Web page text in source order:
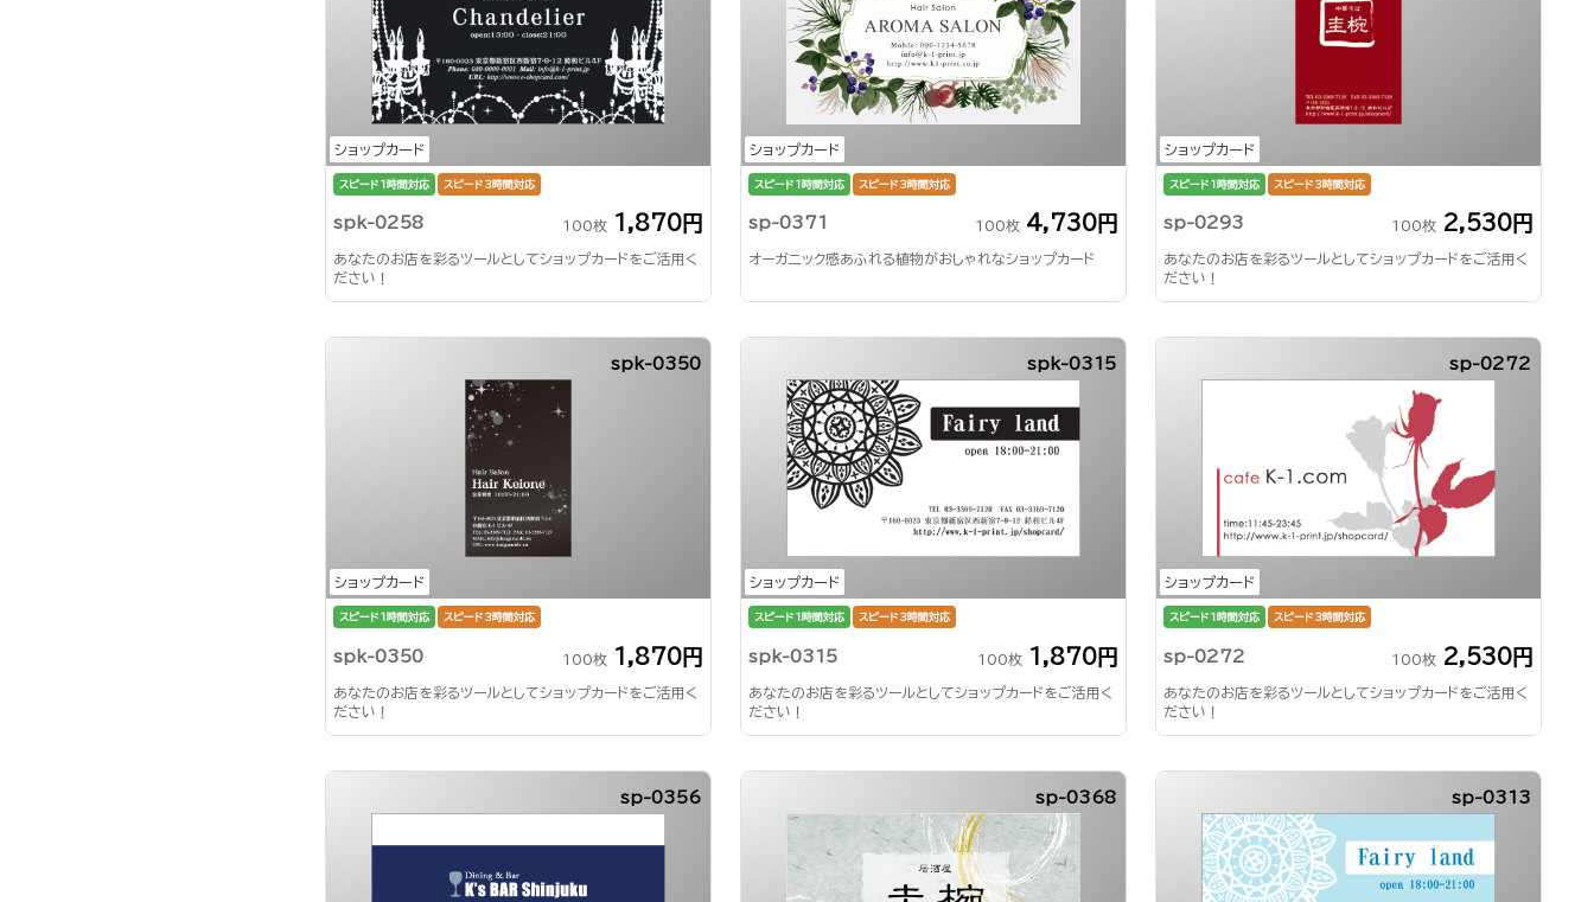
ショップカード
スピード1時間対応 スピード3時間対応
spk-0258 100枚 1,870円
あなたのお店を彩るツールとしてショップカードをご活用く
ださい！
ショップカード
スピード1時間対応 スピード3時間対応
sp-0371 100枚 4,730円
オーガニック感あふれる植物がおしゃれなショップカード
ショップカード
スピード1時間対応 スピード3時間対応
sp-0293 100枚 2,530円
あなたのお店を彩るツールとしてショップカードをご活用く
ださい！
ショップカード
spk-0350
スピード1時間対応 スピード3時間対応
spk-0350 100枚 1,870円
あなたのお店を彩るツールとしてショップカードをご活用く
ださい！
ショップカード
spk-0315
スピード1時間対応 スピード3時間対応
spk-0315 100枚 1,870円
あなたのお店を彩るツールとしてショップカードをご活用く
ださい！
ショップカード
sp-0272
スピード1時間対応 スピード3時間対応
sp-0272 100枚 2,530円
あなたのお店を彩るツールとしてショップカードをご活用く
ださい！
sp-0356 sp-0368 sp-0313